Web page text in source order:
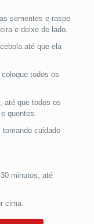
sementes e raspe
e deixe de lado.
até que ela
todos os
até que todos os
quentes.
cuidado
minutos, até
cima.